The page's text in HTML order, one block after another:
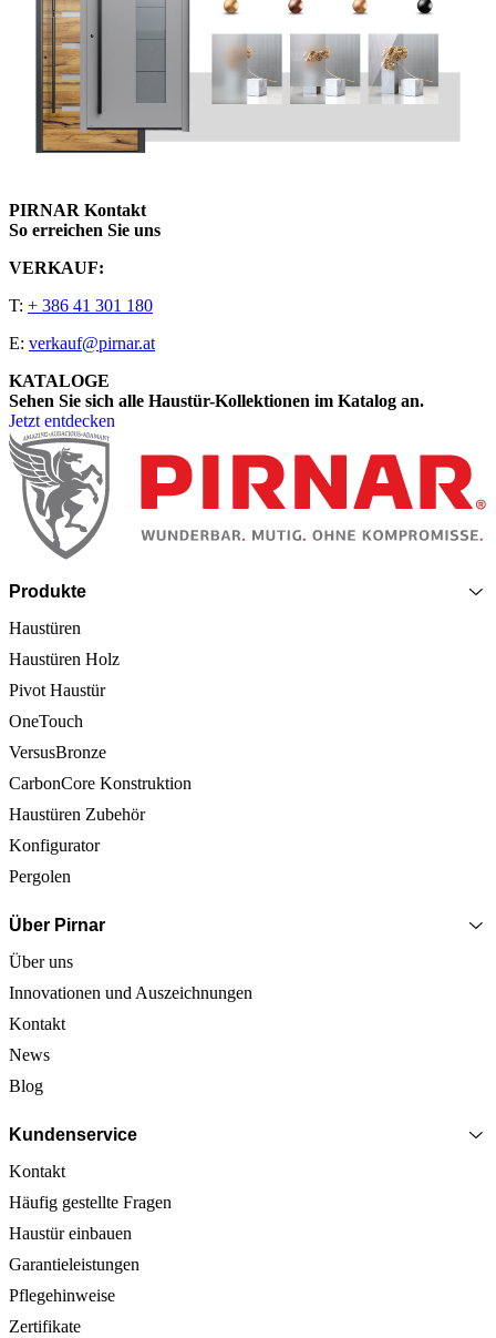
PIRNAR Kontakt
So erreichen Sie uns
VERKAUF:
T: + 386 41 301 180
E: verkauf@pirnar.at
KATALOGE
Sehen Sie sich alle Haustür-Kollektionen im Katalog an.
Jetzt entdecken
Seitenfooter
Produkte
Haustüren
Haustüren Holz
Pivot Haustür
OneTouch
VersusBronze
CarbonCore Konstruktion
Haustüren Zubehör
Konfigurator
Pergolen
Über Pirnar
Über uns
Innovationen und Auszeichnungen
Kontakt
News
Blog
Kundenservice
Kontakt
Häufig gestellte Fragen
Haustür einbauen
Garantieleistungen
Pflegehinweise
Zertifikate